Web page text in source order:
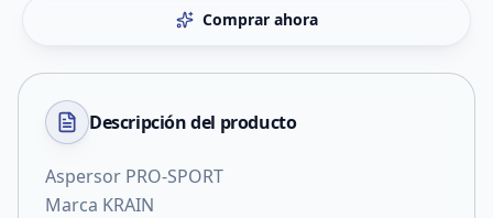
Comprar ahora
Descripción del producto
Aspersor PRO-SPORT
Marca KRAIN